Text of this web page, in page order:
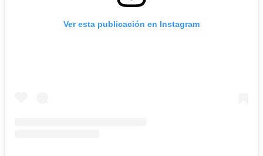
Ver esta publicación en Instagram